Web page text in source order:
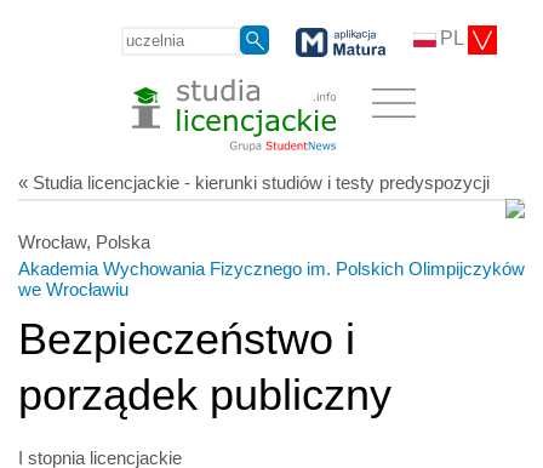
PL
« Studia licencjackie - kierunki studiów i testy predyspozycji
Wrocław, Polska
Akademia Wychowania Fizycznego im. Polskich Olimpijczyków
we Wrocławiu
Bezpieczeństwo i
porządek publiczny
I stopnia licencjackie